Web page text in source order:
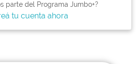
parte del Programa Jumbo+?
tu cuenta ahora